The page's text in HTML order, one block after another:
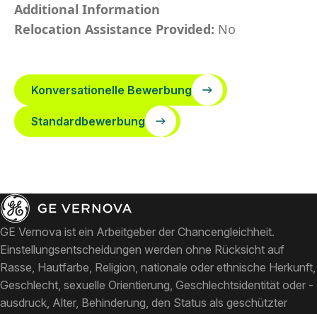
Additional Information
Relocation Assistance Provided: No
Konversationelle Bewerbung
Standardbewerbung
GE Vernova ist ein Arbeitgeber der Chancengleichheit.
Einstellungsentscheidungen werden ohne Rücksicht auf
Rasse, Hautfarbe, Religion, nationale oder ethnische Herkunft,
Geschlecht, sexuelle Orientierung, Geschlechtsidentität oder -
ausdruck, Alter, Behinderung, den Status als geschützter